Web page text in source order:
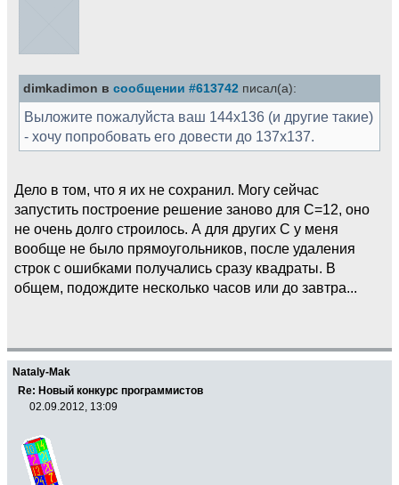
dimkadimon в сообщении #613742 писал(а):
Выложите пожалуйста ваш 144х136 (и другие такие)
- хочу попробовать его довести до 137х137.
Дело в том, что я их не сохранил. Могу сейчас
запустить построение решение заново для C=12, оно
не очень долго строилось. А для других C у меня
вообще не было прямоугольников, после удаления
строк с ошибками получались сразу квадраты. В
общем, подождите несколько часов или до завтра...
Nataly-Mak
Re: Новый конкурс программистов
02.09.2012, 13:09